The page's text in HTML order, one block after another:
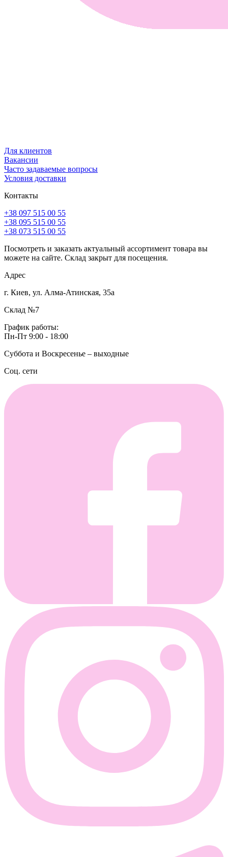
Для клиентов
Вакансии
Часто задаваемые вопросы
Условия доставки
Контакты
+38 097 515 00 55
+38 095 515 00 55
+38 073 515 00 55
Посмотреть и заказать актуальный ассортимент товара вы
можете на сайте. Склад закрыт для посещения.
Адрес
г. Киев, ул. Алма-Атинская, 35а
Склад №7
График работы:
Пн-Пт 9:00 - 18:00
Суббота и Воскресенье – выходные
Соц. сети